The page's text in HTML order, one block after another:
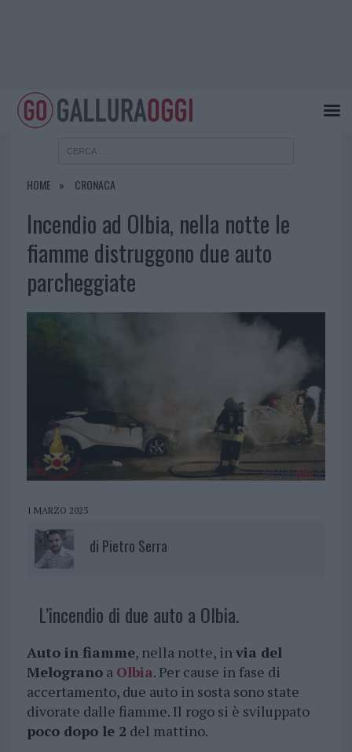
HOME CRONACA
Incendio ad Olbia, nella notte le
fiamme distruggono due auto
parcheggiate
1 MARZO 2023
di Pietro Serra
L’incendio di due auto a Olbia.
Auto in fiamme, nella notte, invia del
Melogranoa Olbia. Per cause in fase di
accertamento, due auto in sosta sono state
divorate dalle fiamme. Il rogo si è sviluppato
poco dopo le 2 del mattino.